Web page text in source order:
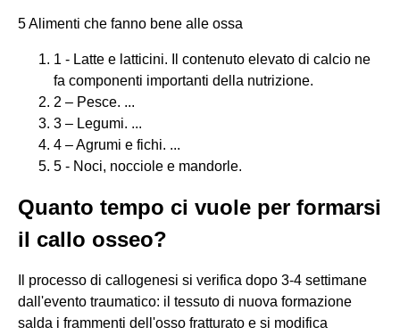
5 Alimenti che fanno bene alle ossa
1 - Latte e latticini. Il contenuto elevato di calcio ne
fa componenti importanti della nutrizione.
2 – Pesce. ...
3 – Legumi. ...
4 – Agrumi e fichi. ...
5 - Noci, nocciole e mandorle.
Quanto tempo ci vuole per formarsi
il callo osseo?
Il processo di callogenesi si verifica dopo 3-4 settimane
dall'evento traumatico: il tessuto di nuova formazione
salda i frammenti dell'osso fratturato e si modifica